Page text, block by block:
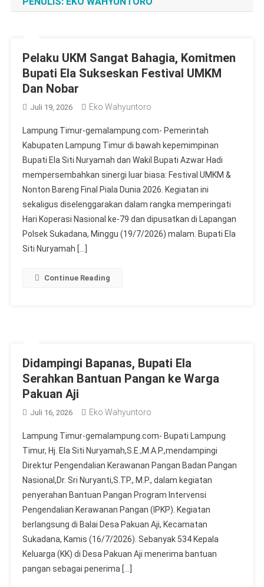
Pelaku UKM Sangat Bahagia, Komitmen
Bupati Ela Sukseskan Festival UMKM
Dan Nobar
Juli 19, 2026 Eko Wahyuntoro
Lampung Timur-gemalampung.com- Pemerintah
Kabupaten Lampung Timur di bawah kepemimpinan
Bupati Ela Siti Nuryamah dan Wakil Bupati Azwar Hadi
mempersembahkan sinergi luar biasa: Festival UMKM &
Nonton Bareng Final Piala Dunia 2026. Kegiatan ini
sekaligus diselenggarakan dalam rangka memperingati
Hari Koperasi Nasional ke-79 dan dipusatkan di Lapangan
Polsek Sukadana, Minggu (19/7/2026) malam. Bupati Ela
Siti Nuryamah […]
Continue Reading
Didampingi Bapanas, Bupati Ela
Serahkan Bantuan Pangan ke Warga
Pakuan Aji
Juli 16, 2026 Eko Wahyuntoro
Lampung Timur-gemalampung.com- Bupati Lampung
Timur, Hj. Ela Siti Nuryamah,S.E.,M.A.P.,mendampingi
Direktur Pengendalian Kerawanan Pangan Badan Pangan
Nasional,Dr. Sri Nuryanti,S.TP., M.P., dalam kegiatan
penyerahan Bantuan Pangan Program Intervensi
Pengendalian Kerawanan Pangan (IPKP). Kegiatan
berlangsung di Balai Desa Pakuan Aji, Kecamatan
Sukadana, Kamis (16/7/2026). Sebanyak 534 Kepala
Keluarga (KK) di Desa Pakuan Aji menerima bantuan
pangan sebagai penerima […]